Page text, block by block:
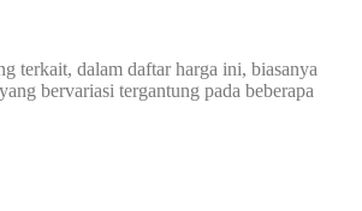
terkait, dalam daftar harga ini, biasanya
bervariasi tergantung pada beberapa